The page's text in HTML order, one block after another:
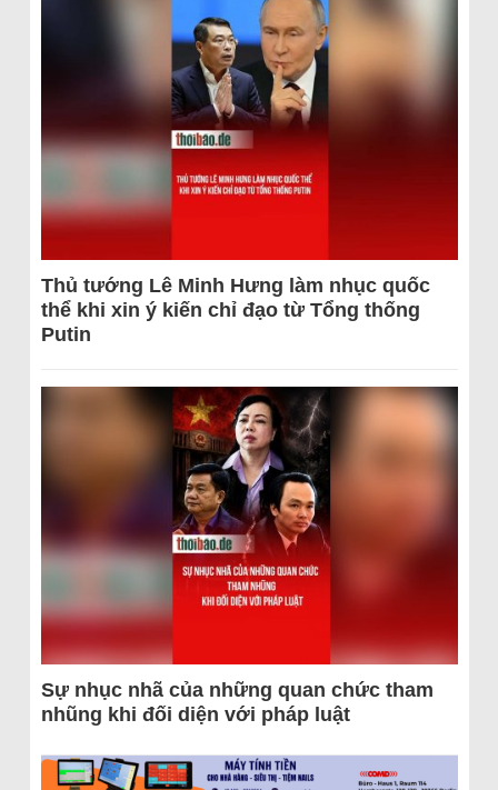
Thủ tướng Lê Minh Hưng làm nhục quốc
thể khi xin ý kiến chỉ đạo từ Tổng thống
Putin
Sự nhục nhã của những quan chức tham
nhũng khi đối diện với pháp luật